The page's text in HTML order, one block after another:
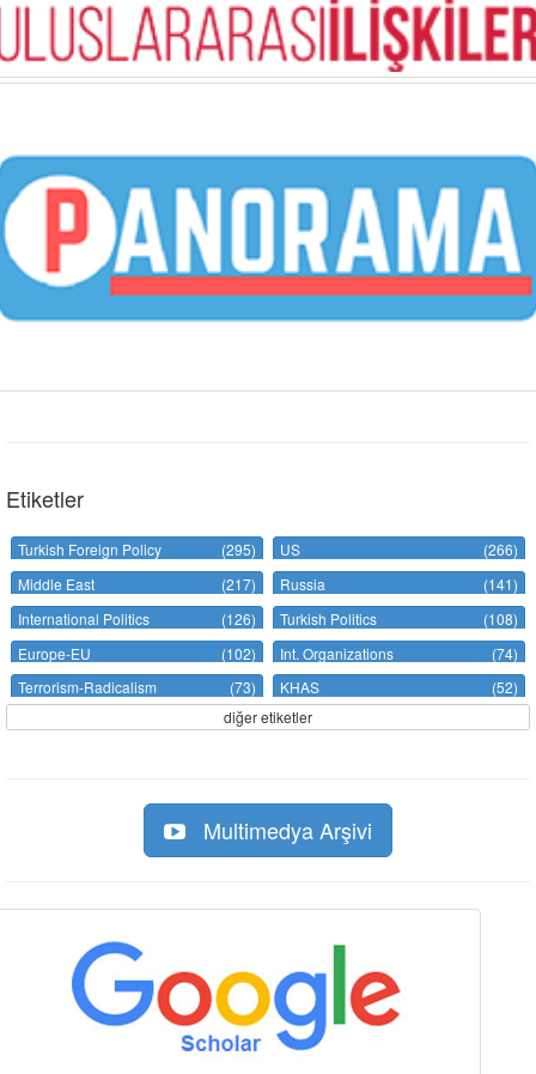
Etiketler
Turkish Foreign Policy (295) US
(266)
Middle East
(217) Russia
(141)
International Politics
(126) Turkish Politics
(108)
Europe-EU
(102) Int. Organizations
(74)
Terrorism-Radicalism
(73) KHAS
(52)
diğer etiketler
Multimedya Arşivi